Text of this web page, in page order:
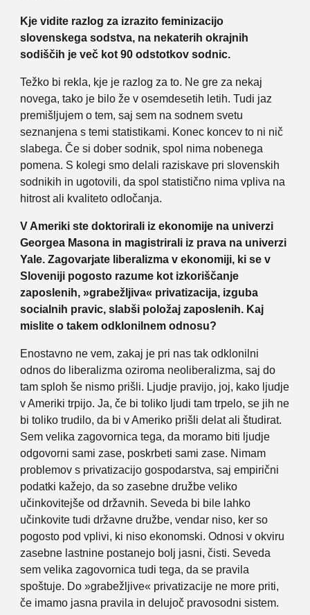
Kje vidite razlog za izrazito feminizacijo
slovenskega sodstva, na nekaterih okrajnih
sodiščih je več kot 90 odstotkov sodnic.
Težko bi rekla, kje je razlog za to. Ne gre za nekaj
novega, tako je bilo že v osemdesetih letih. Tudi jaz
premišljujem o tem, saj sem na sodnem svetu
seznanjena s temi statistikami. Konec koncev to ni nič
slabega. Če si dober sodnik, spol nima nobenega
pomena. S kolegi smo delali raziskave pri slovenskih
sodnikih in ugotovili, da spol statistično nima vpliva na
hitrost ali kvaliteto odločanja.
V Ameriki ste doktorirali iz ekonomije na univerzi
Georgea Masona in magistrirali iz prava na univerzi
Yale. Zagovarjate liberalizma v ekonomiji, ki se v
Sloveniji pogosto razume kot izkoriščanje
zaposlenih, »grabežljiva« privatizacija, izguba
socialnih pravic, slabši položaj zaposlenih. Kaj
mislite o takem odklonilnem odnosu?
Enostavno ne vem, zakaj je pri nas tak odklonilni
odnos do liberalizma oziroma neoliberalizma, saj do
tam sploh še nismo prišli. Ljudje pravijo, joj, kako ljudje
v Ameriki trpijo. Ja, če bi toliko ljudi tam trpelo, se jih ne
bi toliko trudilo, da bi v Ameriko prišli delat ali študirat.
Sem velika zagovornica tega, da moramo biti ljudje
odgovorni sami zase, poskrbeti sami zase. Nimam
problemov s privatizacijo gospodarstva, saj empirični
podatki kažejo, da so zasebne družbe veliko
učinkovitejše od državnih. Seveda bi bile lahko
učinkovite tudi državne družbe, vendar niso, ker so
pogosto pod vplivi, ki niso ekonomski. Odnosi v okviru
zasebne lastnine postanejo bolj jasni, čisti. Seveda
sem velika zagovornica tudi tega, da se pravila
spoštuje. Do »grabežljive« privatizacije ne more priti,
če imamo jasna pravila in delujoč pravosodni sistem.